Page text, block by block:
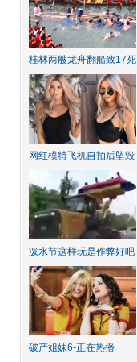
桂林两艘龙舟翻船致17死
网红模特飞机自拍后坠毁
泼水节这样玩是作弊好吧
破产姐妹6-正在热播